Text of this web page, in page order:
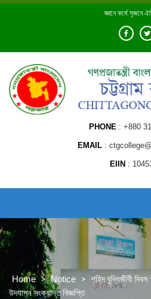
Skip
জ্ঞানে কর্মে সৃজনে
PHONE +880
EMAIL
EIIN
Home > Notice > শহিদ বুদ্ধিজীবী
উদযাপন সংক্রান্ত বিজ্ঞপ্তি